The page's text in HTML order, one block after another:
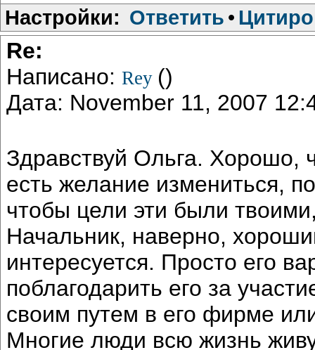
Настройки: Ответить •
Re:
Написано: Rey ()
Дата: November 11, 2007
Здравствуй Ольга. Хорошо,
есть желание измениться,
чтобы цели эти были
Начальник, наверно,
интересуется. Просто его
поблагодарить его за
своим путем в его фирме
Многие люди всю жизнь